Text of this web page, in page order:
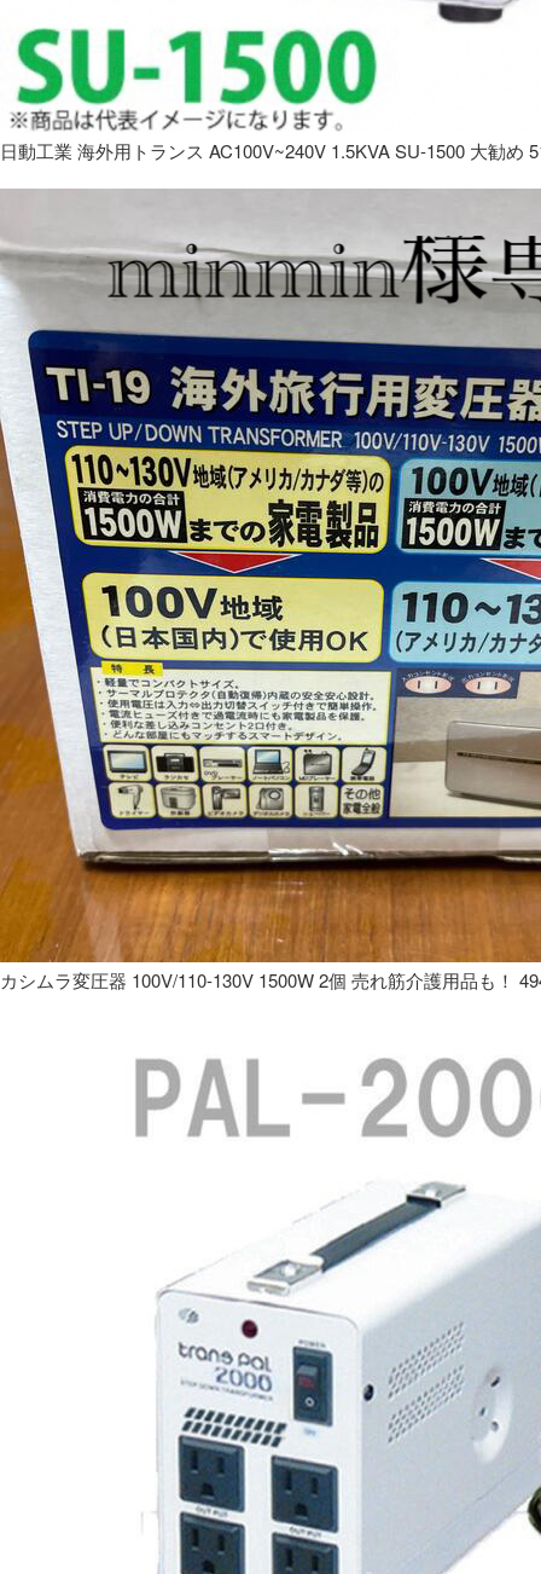
日動工業 海外用トランス AC100V~240V 1.5KVA SU-1500 大勧め
カシムラ変圧器 100V/110-130V 1500W 2個 売れ筋介護用品も！